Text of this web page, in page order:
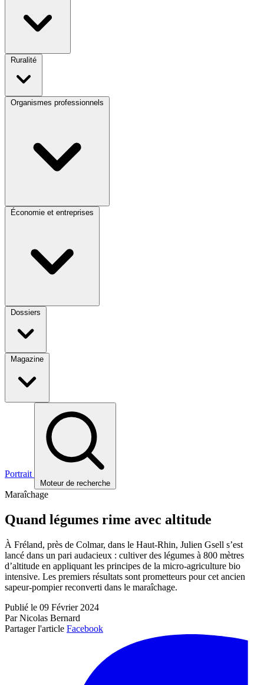
Ruralité
Organismes professionnels
Économie et entreprises
Dossiers
Magazine
Portrait
Moteur de recherche
Maraîchage
Quand légumes rime avec altitude
À Fréland, près de Colmar, dans le Haut-Rhin, Julien Gsell s’est
lancé dans un pari audacieux : cultiver des légumes à 800 mètres
d’altitude en appliquant les principes de la micro-agriculture bio
intensive. Les premiers résultats sont prometteurs pour cet ancien
sapeur-pompier reconverti dans le maraîchage.
Publié le 09 Février 2024
Par Nicolas Bernard
Partager l'article Facebook